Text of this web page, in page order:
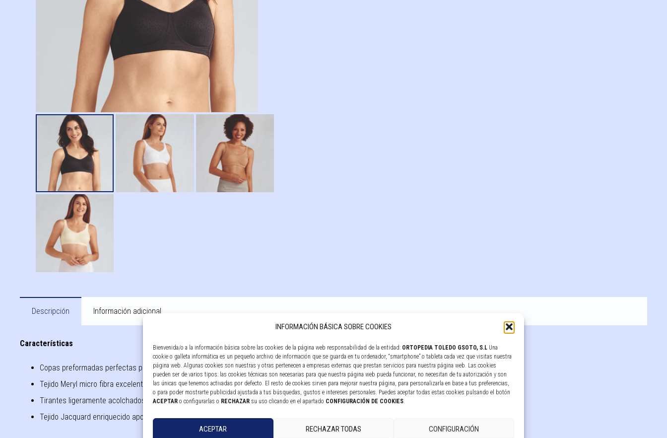
INFORMACIÓN BÁSICA SOBRE COOKIES
Bienvenida/o a la información básica sobre las cookies de la página web responsabilidad de la entidad: ORTOPEDIA TOLEDO GSOTO, S.L Una
cookie o galleta informática es un pequeño archivo de información que se guarda en tu ordenador, “smartphone” o tableta cada vez que visitas nuestra
página web. Algunas cookies son nuestras y otras pertenecen a empresas externas que prestan servicios para nuestra página web. Las cookies
pueden ser de varios tipos: las cookies técnicas son necesarias para que nuestra página web pueda funcionar, no necesitan de tu autorización y son
las únicas que tenemos activadas por defecto. El resto de cookies sirven para mejorar nuestra página, para personalizarla en base a tus preferencias,
o para poder mostrarte publicidad ajustada a tus búsquedas, gustos e intereses personales. Puedes aceptar todas estas cookies pulsando el botón
ACEPTAR o configurarlas o RECHAZAR su uso clicando en el apartado CONFIGURACIÓN DE COOKIES
ACEPTAR RECHAZAR TODAS CONFIGURACIÓN
Descripción Información adicional
Características
Copas preformadas perfectas para llevar debajo de ropa liger o transparente
Tejido Meryl micro fibra excelente para confort y soporte
Tirantes ligeramente acolchados
Tejido Jacquard enriquecido aporta un aspecto elegante